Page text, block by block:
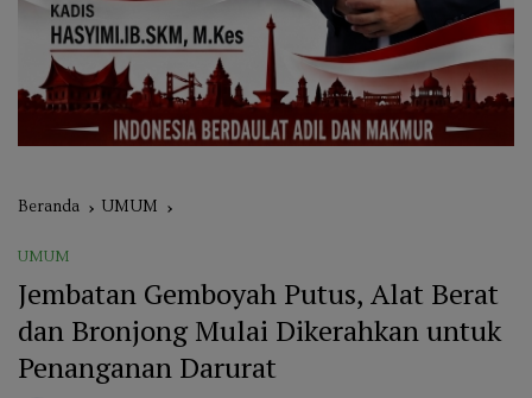
Beranda UMUM
UMUM
Jembatan Gemboyah Putus, Alat Berat
dan Bronjong Mulai Dikerahkan untuk
Penanganan Darurat